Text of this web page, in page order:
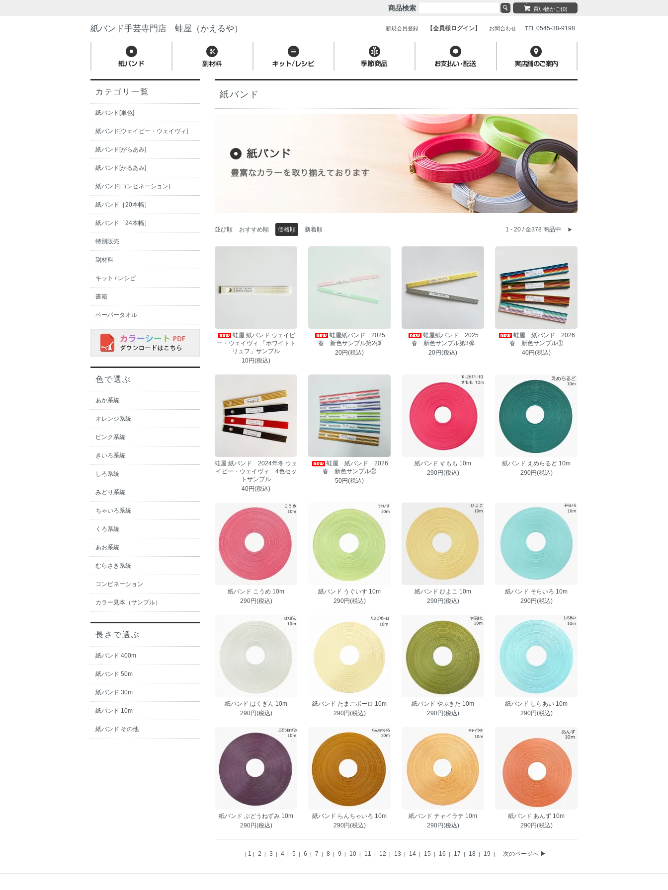
買い物かご(0)
商品検索
紙バンド手芸専門店 蛙屋（かえるや） 新規会員登録 【会員様ログイン】 お問合わせ TEL. 0545-38-9198
紙バンド
並び順 おすすめ順 価格順 新着順 1 - 20 / 全378 商品中 ▶
蛙屋 紙バンド ウェイビ
ー・ウェイヴィ 「ホワイトト
リュフ」サンプル
10円(税込)
蛙屋紙バンド 2025
春 新色サンプル第2弾
20円(税込)
蛙屋紙バンド 2025
春 新色サンプル第3弾
20円(税込)
蛙屋 紙バンド 2026
春 新色サンプル①
40円(税込)
蛙屋 紙バンド 2024年冬 ウェ
イビー・ウェイヴィ 4色セッ
トサンプル
40円(税込)
蛙屋 紙バンド 2026
春 新色サンプル②
50円(税込)
紙バンド すもも 10m
290円(税込)
紙バンド えめらるど 10m
290円(税込)
紙バンド こうめ 10m
290円(税込)
紙バンド うぐいす 10m
290円(税込)
紙バンド ひよこ 10m
290円(税込)
紙バンド そらいろ 10m
290円(税込)
紙バンド はくぎん 10m
290円(税込)
紙バンド たまごボーロ 10m
290円(税込)
紙バンド やぶきた 10m
290円(税込)
紙バンド しらあい 10m
290円(税込)
紙バンド ぶどうねずみ 10m
290円(税込)
紙バンド らんちゃいろ 10m
290円(税込)
紙バンド チャイラテ 10m
290円(税込)
紙バンド あんず 10m
290円(税込)
| 1 | 2 | 3 | 4 | 5 | 6 | 7 | 8 | 9 | 10 | 11 | 12 | 13 | 14 | 15 | 16 | 17 | 18 | 19 | 次のページへ ▶
カテゴリ一覧
紙バンド[単色]
紙バンド[ウェイビー・ウェイヴィ]
紙バンド[がらあみ]
紙バンド[かるあみ]
紙バンド[コンビネーション]
紙バンド［20本幅］
紙バンド「24本幅］
特別販売
副材料
キット / レシピ
書籍
ペーパータオル
色で選ぶ
あか系統
オレンジ系統
ピンク系統
きいろ系統
しろ系統
みどり系統
ちゃいろ系統
くろ系統
あお系統
むらさき系統
コンビネーション
カラー見本（サンプル）
長さで選ぶ
紙バンド 400m
紙バンド 50m
紙バンド 30m
紙バンド 10m
紙バンド その他